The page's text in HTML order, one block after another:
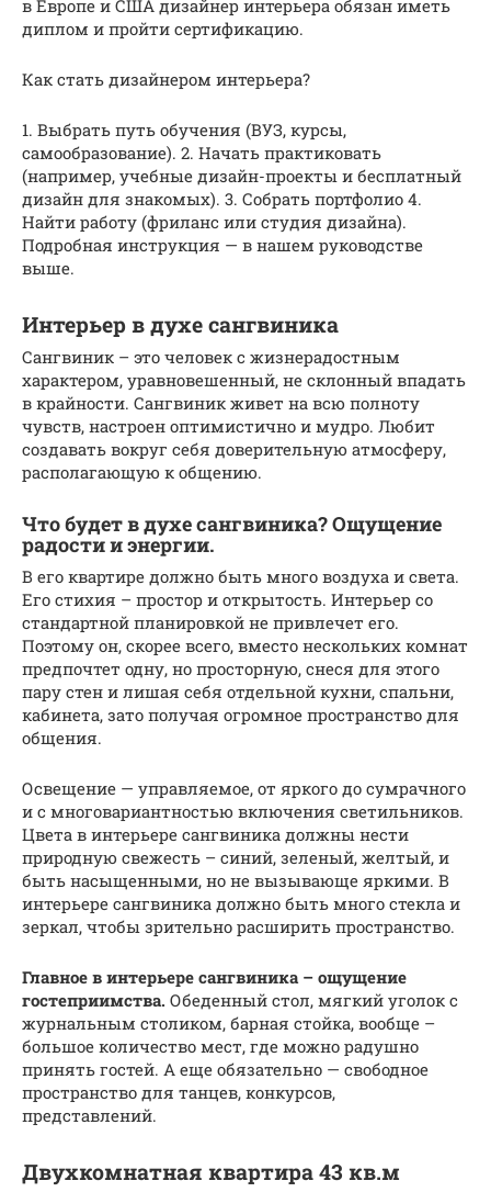
в Европе и США дизайнер интерьера обязан иметь
диплом и пройти сертификацию.
Как стать дизайнером интерьера?
1. Выбрать путь обучения (ВУЗ, курсы,
самообразование). 2. Начать практиковать
(например, учебные дизайн-проекты и бесплатный
дизайн для знакомых). 3. Собрать портфолио 4.
Найти работу (фриланс или студия дизайна).
Подробная инструкция — в нашем руководстве
выше.
Интерьер в духе сангвиника
Сангвиник – это человек с жизнерадостным
характером, уравновешенный, не склонный впадать
в крайности. Сангвиник живет на всю полноту
чувств, настроен оптимистично и мудро. Любит
создавать вокруг себя доверительную атмосферу,
располагающую к общению.
Что будет в духе сангвиника? Ощущение
радости и энергии.
В его квартире должно быть много воздуха и света.
Его стихия – простор и открытость. Интерьер со
стандартной планировкой не привлечет его.
Поэтому он, скорее всего, вместо нескольких комнат
предпочтет одну, но просторную, снеся для этого
пару стен и лишая себя отдельной кухни, спальни,
кабинета, зато получая огромное пространство для
общения.
Освещение — управляемое, от яркого до сумрачного
и с многовариантностью включения светильников.
Цвета в интерьере сангвиника должны нести
природную свежесть – синий, зеленый, желтый, и
быть насыщенными, но не вызывающе яркими. В
интерьере сангвиника должно быть много стекла и
зеркал, чтобы зрительно расширить пространство.
Главное в интерьере сангвиника – ощущение
гостеприимства. Обеденный стол, мягкий уголок с
журнальным столиком, барная стойка, вообще –
большое количество мест, где можно радушно
принять гостей. А еще обязательно — свободное
пространство для танцев, конкурсов,
представлений.
Двухкомнатная квартира 43 кв.м